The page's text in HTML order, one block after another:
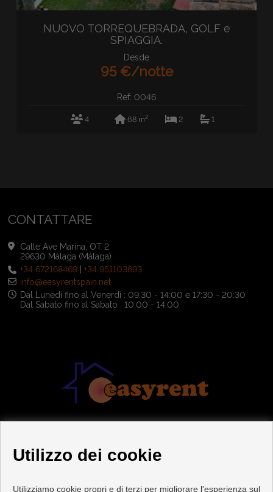
NUOVO TORREQUEBRADA, GOLF e
SPIAGGIA.
Desde
95 €/notte
Ref: 0046
4 68 m2 2 1
CONTATTARE
Calle Ave Marina, OT 2
29630 Málaga (Málaga)
+34 672168469 |+34 951103693
info@easyrentspain.net
Dal Lunedi fino al Venerdì : 09:30 - 14:00 e 17:30 - 20:30
Dal Sabato fino al Sabato : 10:00 - 14:00
Utilizzo dei cookie
Utilizziamo cookie propri e di terzi per migliorare l'esperienza sul